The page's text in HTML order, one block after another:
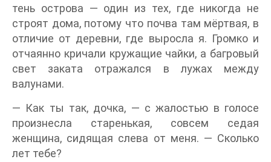
тень острова — один из тех, где никогда не
строят дома, потому что почва там мёртвая, в
отличие от деревни, где выросла я. Громко и
отчаянно кричали кружащие чайки, а багровый
свет заката отражался в лужах между
валунами.
— Как ты так, дочка, — с жалостью в голосе
произнесла старенькая, совсем седая
женщина, сидящая слева от меня. — Сколько
лет тебе?